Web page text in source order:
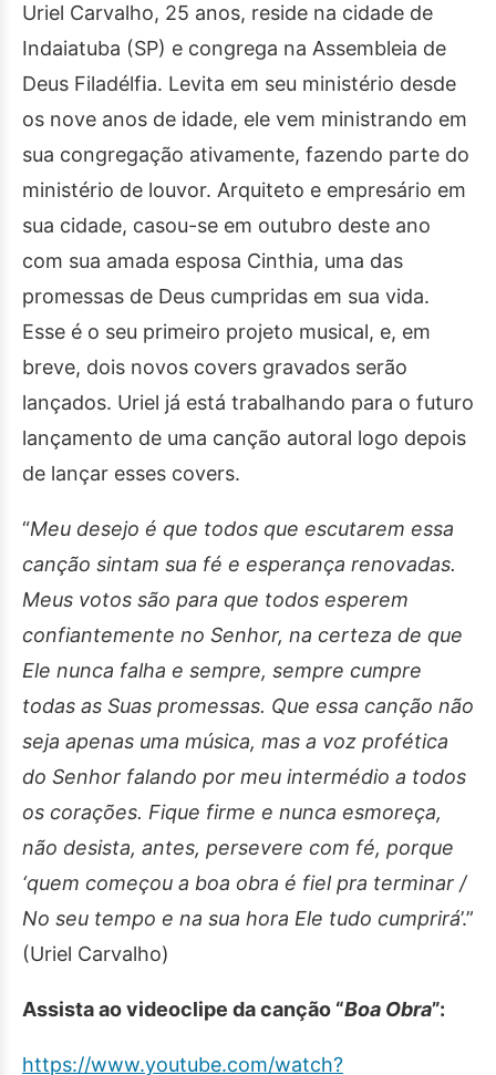
Uriel Carvalho, 25 anos, reside na cidade de
Indaiatuba (SP) e congrega na Assembleia de
Deus Filadélfia. Levita em seu ministério desde
os nove anos de idade, ele vem ministrando em
sua congregação ativamente, fazendo parte do
ministério de louvor. Arquiteto e empresário em
sua cidade, casou-se em outubro deste ano
com sua amada esposa Cinthia, uma das
promessas de Deus cumpridas em sua vida.
Esse é o seu primeiro projeto musical, e, em
breve, dois novos covers gravados serão
lançados. Uriel já está trabalhando para o futuro
lançamento de uma canção autoral logo depois
de lançar esses covers.
“Meu desejo é que todos que escutarem essa
canção sintam sua fé e esperança renovadas.
Meus votos são para que todos esperem
confiantemente no Senhor, na certeza de que
Ele nunca falha e sempre, sempre cumpre
todas as Suas promessas. Que essa canção não
seja apenas uma música, mas a voz profética
do Senhor falando por meu intermédio a todos
os corações. Fique firme e nunca esmoreça,
não desista, antes, persevere com fé, porque
‘quem começou a boa obra é fiel pra terminar /
No seu tempo e na sua hora Ele tudo cumprirá’.”
(Uriel Carvalho)
Assista ao videoclipe da canção “Boa Obra”:
https://www.youtube.com/watch?